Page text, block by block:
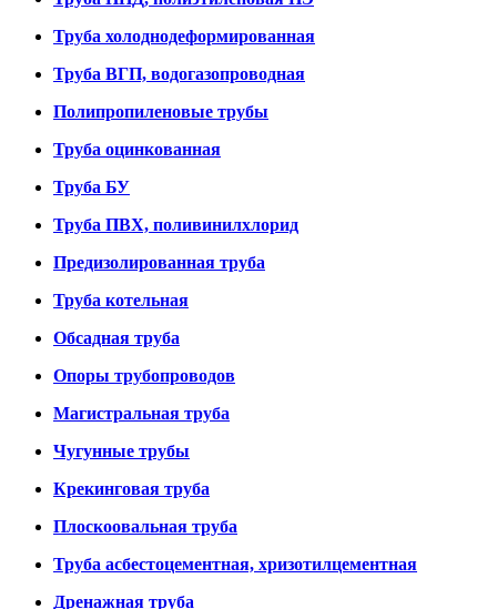
Труба холоднодеформированная
Труба ВГП, водогазопроводная
Полипропиленовые трубы
Труба оцинкованная
Труба БУ
Труба ПВХ, поливинилхлорид
Предизолированная труба
Труба котельная
Обсадная труба
Опоры трубопроводов
Магистральная труба
Чугунные трубы
Крекинговая труба
Плоскоовальная труба
Труба асбестоцементная, хризотилцементная
Дренажная труба